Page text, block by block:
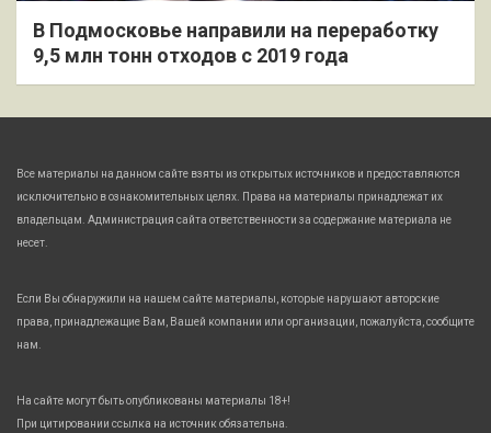
В Подмосковье направили на переработку
9,5 млн тонн отходов с 2019 года
Все материалы на данном сайте взяты из открытых источников и предоставляются
исключительно в ознакомительных целях. Права на материалы принадлежат их
владельцам. Администрация сайта ответственности за содержание материала не
несет.
Если Вы обнаружили на нашем сайте материалы, которые нарушают авторские
права, принадлежащие Вам, Вашей компании или организации, пожалуйста, сообщите
нам.
На сайте могут быть опубликованы материалы 18+!
При цитировании ссылка на источник обязательна.